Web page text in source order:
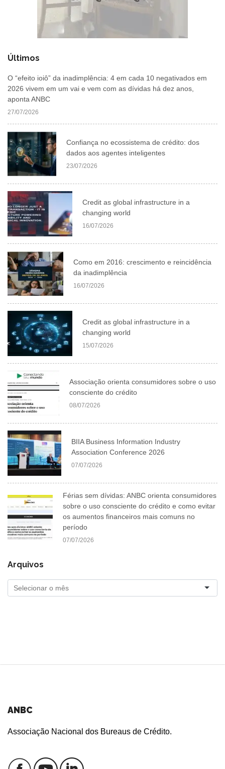
Últimos
O “efeito ioiô” da inadimplência: 4 em cada 10 negativados em
2026 vivem em um vai e vem com as dívidas há dez anos,
aponta ANBC
27/07/2026
Confiança no ecossistema de crédito: dos
dados aos agentes inteligentes
23/07/2026
Credit as global infrastructure in a
changing world
16/07/2026
Como em 2016: crescimento e reincidência
da inadimplência
16/07/2026
Credit as global infrastructure in a
changing world
15/07/2026
Associação orienta consumidores sobre o uso
consciente do crédito
08/07/2026
BIIA Business Information Industry
Association Conference 2026
07/07/2026
Férias sem dívidas: ANBC orienta consumidores
sobre o uso consciente do crédito e como evitar
os aumentos financeiros mais comuns no
período
07/07/2026
Arquivos
ANBC
Associação Nacional dos Bureaus de Crédito.